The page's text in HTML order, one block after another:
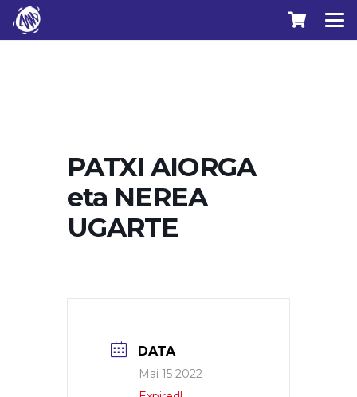
PATXI AIORGA
eta NEREA
UGARTE
DATA
Mai 15 2022